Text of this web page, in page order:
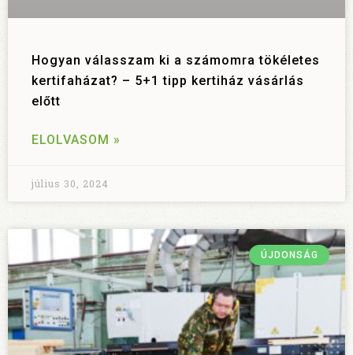
Hogyan válasszam ki a számomra tökéletes
kertifaházat? – 5+1 tipp kertiház vásárlás
előtt
ELOLVASOM »
július 30, 2024
ÚJDONSÁG